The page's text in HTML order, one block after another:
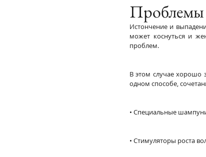
Проблемы
Истончение и
может коснуться и
проблем.
В этом случае хорошо
одном способе,
• Специальные
• Стимуляторы роста